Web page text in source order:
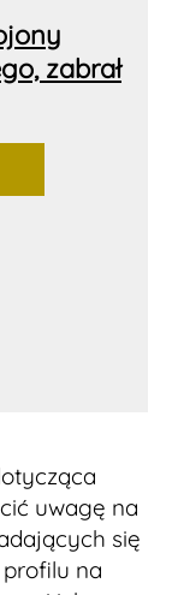
zabrał
uwagę na
się
na